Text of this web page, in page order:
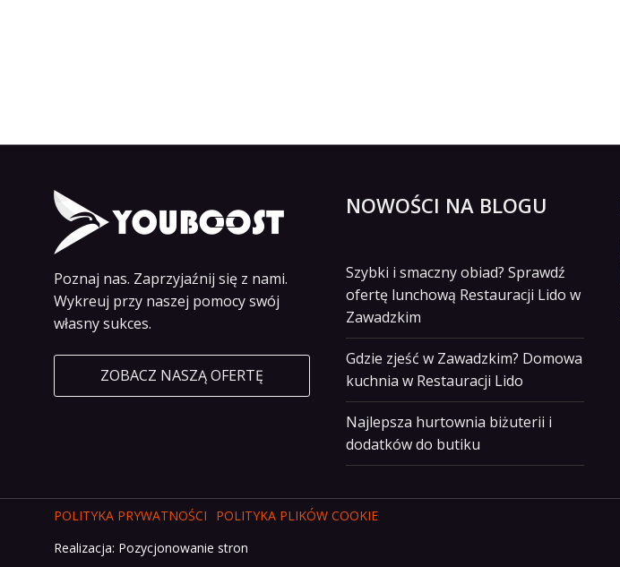
Poznaj nas. Zaprzyjaźnij się z nami.
Wykreuj przy naszej pomocy swój
własny sukces.
ZOBACZ NASZĄ OFERTĘ
NOWOŚCI NA BLOGU
Szybki i smaczny obiad? Sprawdź
ofertę lunchową Restauracji Lido w
Zawadzkim
Gdzie zjeść w Zawadzkim? Domowa
kuchnia w Restauracji Lido
Najlepsza hurtownia biżuterii i
dodatków do butiku
POLITYKA PRYWATNOŚCI
POLITYKA PLIKÓW COOKIE
Realizacja: Pozycjonowanie stron